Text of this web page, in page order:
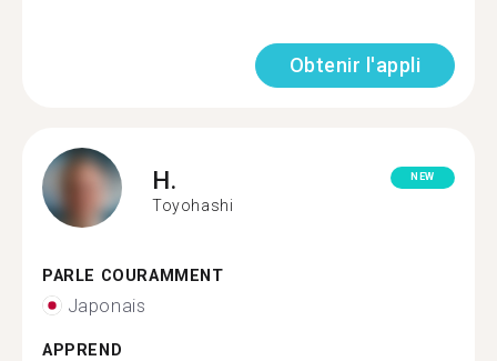
Obtenir l'appli
H.
Toyohashi
NEW
PARLE COURAMMENT
Japonais
APPREND